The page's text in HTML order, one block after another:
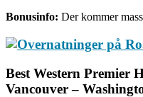
Bonusinfo: Der kommer
Best Western Premier
Vancouver –